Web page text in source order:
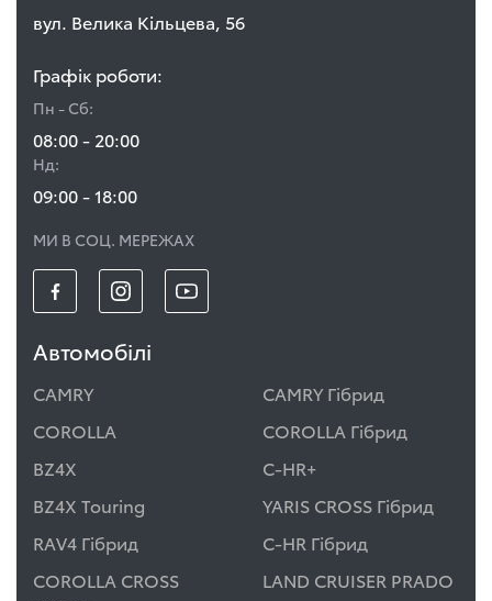
вул. Велика Кільцева, 56
Графік роботи:
Пн - Сб:
08:00 - 20:00
Нд:
09:00 - 18:00
МИ В СОЦ. МЕРЕЖАХ
Автомобілі
CAMRY
CAMRY Гібрид
COROLLA
COROLLA Гібрид
BZ4X
C-HR+
BZ4X Touring
YARIS CROSS Гібрид
RAV4 Гібрид
C-HR Гібрид
COROLLA CROSS
LAND CRUISER PRADO